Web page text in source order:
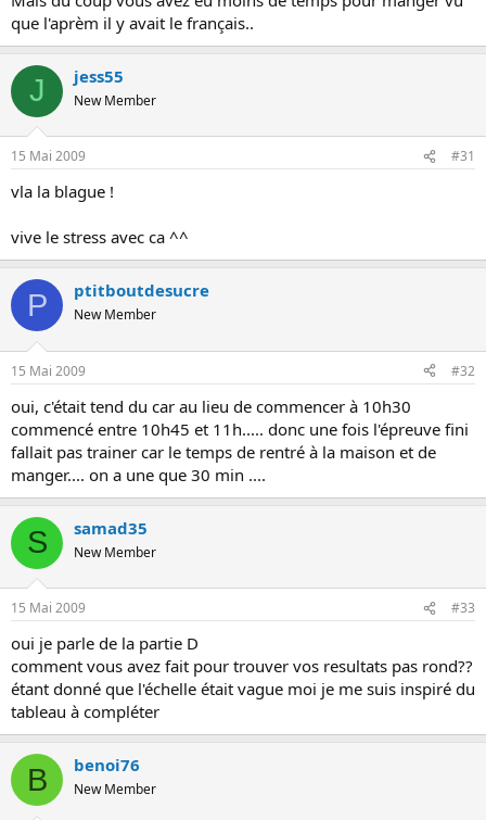
moi je dis vive l'organisation !!!! :chessy: :chessy: :chessy:
que l'aprèm il y avait le français..
J jess55
New Member
15 Mai 2009 #31
vla la blague !
vive le stress avec ca ^^
P ptitboutdesucre
New Member
15 Mai 2009 #32
oui, c'était tend du car au lieu de commencer à 10h30
commencé entre 10h45 et 11h..... donc une fois l'épreuve fini
fallait pas trainer car le temps de rentré à la maison et de
manger.... on a une que 30 min ....
S samad35
New Member
15 Mai 2009 #33
oui je parle de la partie D
comment vous avez fait pour trouver vos resultats pas rond??
étant donné que l'échelle était vague moi je me suis inspiré du
tableau à compléter
B benoi76
New Member